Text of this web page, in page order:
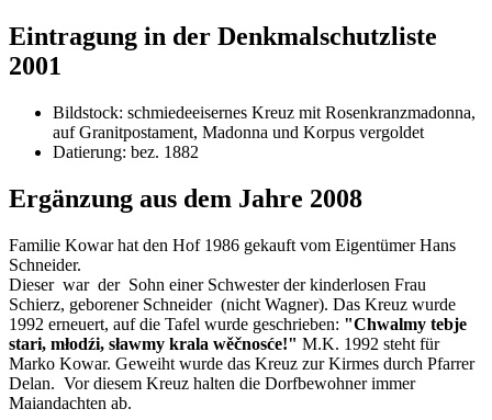
Eintragung in der Denkmalschutzliste
2001
Bildstock: schmiedeeisernes Kreuz mit Rosenkranzmadonna,
auf Granitpostament, Madonna und Korpus vergoldet
Datierung: bez. 1882
Ergänzung aus dem Jahre 2008
Familie Kowar hat den Hof 1986 gekauft vom Eigentümer Hans
Schneider.
Dieser war der Sohn einer Schwester der kinderlosen Frau
Schierz, geborener Schneider (nicht Wagner). Das Kreuz wurde
1992 erneuert, auf die Tafel wurde geschrieben: "Chwalmy tebje
stari, młodźi, sławmy krala wěčnosće!" M.K. 1992 steht für
Marko Kowar. Geweiht wurde das Kreuz zur Kirmes durch Pfarrer
Delan. Vor diesem Kreuz halten die Dorfbewohner immer
Maiandachten ab.